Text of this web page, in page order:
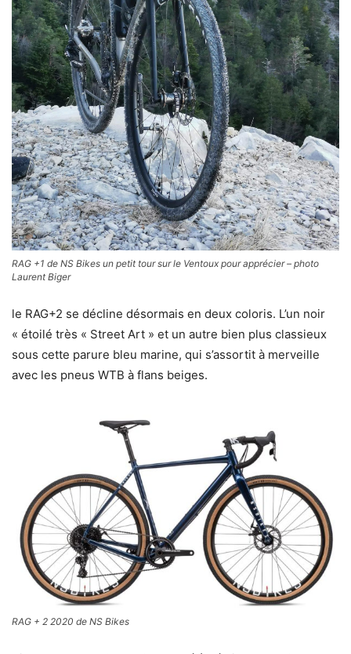
RAG +1 de NS Bikes un petit tour sur le Ventoux pour apprécier – photo
Laurent Biger
le RAG+2 se décline désormais en deux coloris. L’un noir
« étoilé très « Street Art » et un autre bien plus classieux
sous cette parure bleu marine, qui s’assortit à merveille
avec les pneus WTB à flans beiges.
RAG + 2 2020 de NS Bikes